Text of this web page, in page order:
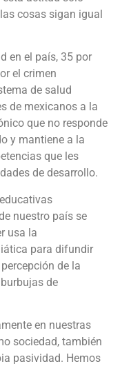
cosas sigan igual
en el país, 35 por
el crimen
de salud
de mexicanos a la
que no responde
y mantiene a la
que les
de desarrollo.
nuestro país se
usa la
para difundir
de la
de
en nuestras
sociedad, también
pasividad. Hemos